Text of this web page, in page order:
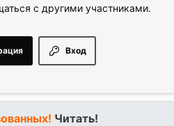
с другими участниками.
Вход
Читать!